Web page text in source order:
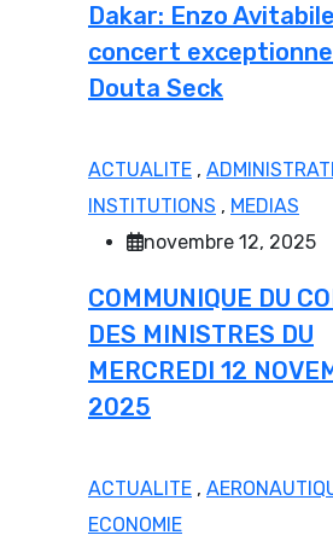
Dakar: Enzo
concert
Douta Seck
ACTUALITE ,
INSTITUTIONS , MEDIAS
novembre 12, 2025
COMMUNIQUE DU
DES MINISTRES DU
MERCREDI 12
2025
ACTUALITE ,
ECONOMIE